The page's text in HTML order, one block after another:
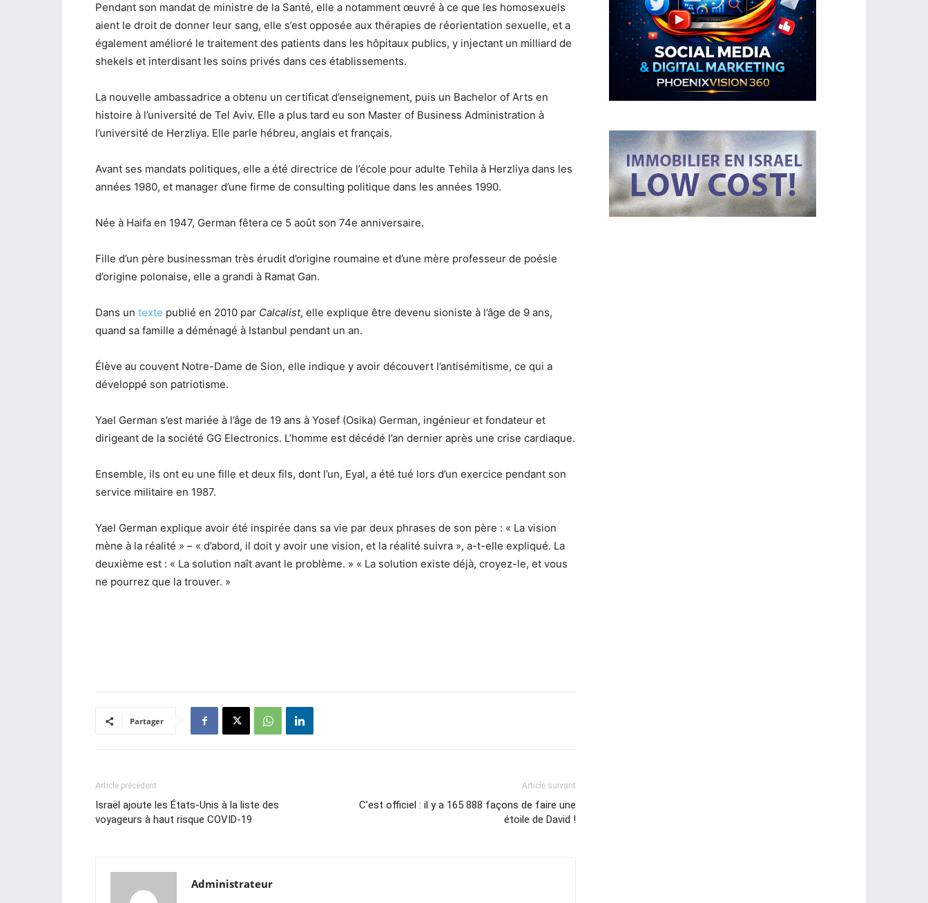
Pendant son mandat de ministre de la Santé, elle a notamment œuvré à ce que les homosexuels
aient le droit de donner leur sang, elle s’est opposée aux thérapies de réorientation sexuelle, et a
également amélioré le traitement des patients dans les hôpitaux publics, y injectant un milliard de
shekels et interdisant les soins privés dans ces établissements.
La nouvelle ambassadrice a obtenu un certificat d’enseignement, puis un Bachelor of Arts en
histoire à l’université de Tel Aviv. Elle a plus tard eu son Master of Business Administration à
l’université de Herzliya. Elle parle hébreu, anglais et français.
Avant ses mandats politiques, elle a été directrice de l’école pour adulte Tehila à Herzliya dans les
années 1980, et manager d’une firme de consulting politique dans les années 1990.
Née à Haifa en 1947, German fêtera ce 5 août son 74e anniversaire.
Fille d’un père businessman très érudit d’origine roumaine et d’une mère professeur de poésie
d’origine polonaise, elle a grandi à Ramat Gan.
Dans un texte publié en 2010 par Calcalist, elle explique être devenu sioniste à l’âge de 9 ans,
quand sa famille a déménagé à Istanbul pendant un an.
Élève au couvent Notre-Dame de Sion, elle indique y avoir découvert l’antisémitisme, ce qui a
développé son patriotisme.
Yael German s’est mariée à l’âge de 19 ans à Yosef (Osika) German, ingénieur et fondateur et
dirigeant de la société GG Electronics. L’homme est décédé l’an dernier après une crise cardiaque.
Ensemble, ils ont eu une fille et deux fils, dont l’un, Eyal, a été tué lors d’un exercice pendant son
service militaire en 1987.
Yael German explique avoir été inspirée dans sa vie par deux phrases de son père : « La vision
mène à la réalité » – « d’abord, il doit y avoir une vision, et la réalité suivra », a-t-elle expliqué. La
deuxième est : « La solution naît avant le problème. » « La solution existe déjà, croyez-le, et vous
ne pourrez que la trouver. »
Partager
Article précédent
Israël ajoute les États-Unis à la liste des
voyageurs à haut risque COVID-19
Article suivant
C’est officiel : il y a 165 888 façons de faire une
étoile de David !
Administrateur